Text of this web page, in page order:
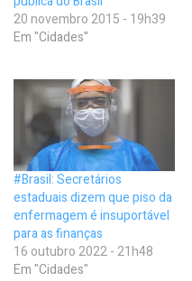
20 novembro 2015 - 19h39
Em "Cidades"
#Brasil: Secretários
estaduais dizem que piso da
enfermagem é insuportável
para as finanças
16 outubro 2022 - 21h48
Em "Cidades"